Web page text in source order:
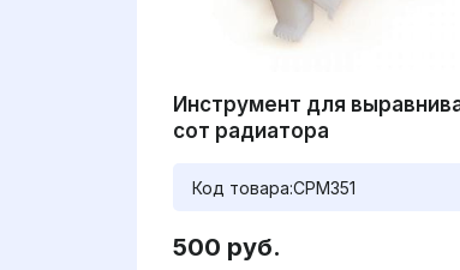
Инструмент для
сот радиатора
Код товара:CPM351
500 руб.